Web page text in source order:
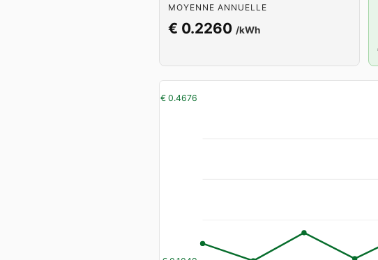
MOYENNE ANNUELLE
€ 0.2260 /kWh
€ 0.4676